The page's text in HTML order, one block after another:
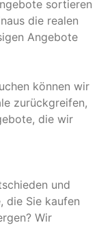
sortieren
die realen
Angebote
können wir
zurückgreifen,
die wir
und
die Sie kaufen
Wir